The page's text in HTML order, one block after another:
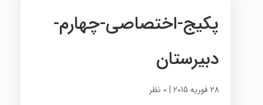
پکیج-اختصاصی-چهارم-
دبیرستان
28 فوریه 2015 | 0 نظر